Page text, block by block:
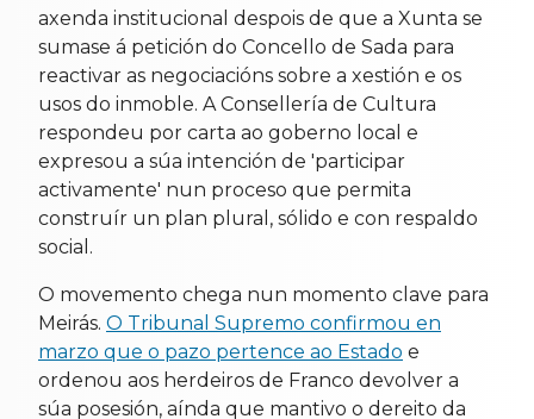
axenda institucional despois de que a Xunta se
sumase á petición do Concello de Sada para
reactivar as negociacións sobre a xestión e os
usos do inmoble. A Consellería de Cultura
respondeu por carta ao goberno local e
expresou a súa intención de 'participar
activamente' nun proceso que permita
construír un plan plural, sólido e con respaldo
social.
O movemento chega nun momento clave para
Meirás. O Tribunal Supremo confirmou en
marzo que o pazo pertence ao Estado e
ordenou aos herdeiros de Franco devolver a
súa posesión, aínda que mantivo o dereito da